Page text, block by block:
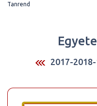
Tanrend
2017-